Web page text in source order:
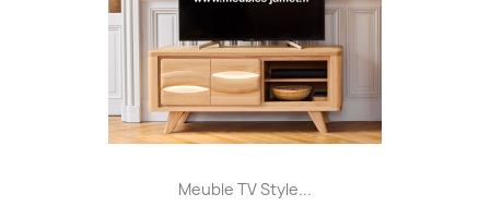
Meuble TV Style...